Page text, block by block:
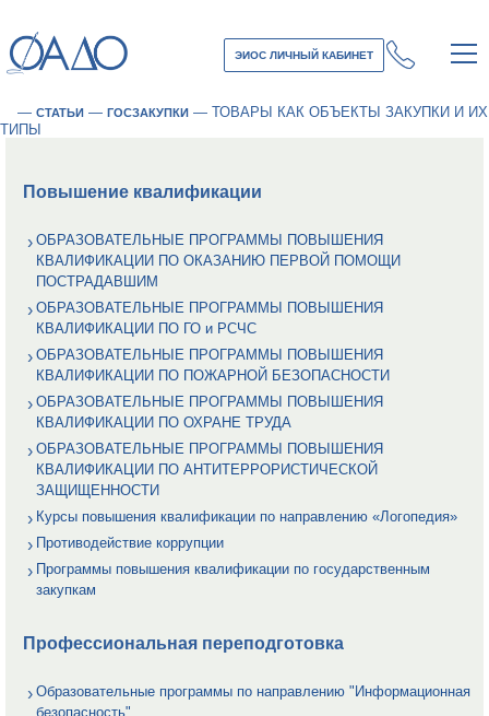
ЭИОС ЛИЧНЫЙ КАБИНЕТ
— СТАТЬИ — ГОСЗАКУПКИ — ТОВАРЫ КАК ОБЪЕКТЫ ЗАКУПКИ И ИХ
ТИПЫ
Повышение квалификации
ОБРАЗОВАТЕЛЬНЫЕ ПРОГРАММЫ ПОВЫШЕНИЯ
КВАЛИФИКАЦИИ ПО ОКАЗАНИЮ ПЕРВОЙ ПОМОЩИ
ПОСТРАДАВШИМ
ОБРАЗОВАТЕЛЬНЫЕ ПРОГРАММЫ ПОВЫШЕНИЯ
КВАЛИФИКАЦИИ ПО ГО и РСЧС
ОБРАЗОВАТЕЛЬНЫЕ ПРОГРАММЫ ПОВЫШЕНИЯ
КВАЛИФИКАЦИИ ПО ПОЖАРНОЙ БЕЗОПАСНОСТИ
ОБРАЗОВАТЕЛЬНЫЕ ПРОГРАММЫ ПОВЫШЕНИЯ
КВАЛИФИКАЦИИ ПО ОХРАНЕ ТРУДА
ОБРАЗОВАТЕЛЬНЫЕ ПРОГРАММЫ ПОВЫШЕНИЯ
КВАЛИФИКАЦИИ ПО АНТИТЕРРОРИСТИЧЕСКОЙ
ЗАЩИЩЕННОСТИ
Курсы повышения квалификации по направлению «Логопедия»
Противодействие коррупции
Программы повышения квалификации по государственным
закупкам
Профессиональная переподготовка
Образовательные программы по направлению "Информационная
безопасность"